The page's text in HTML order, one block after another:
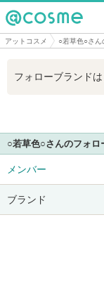
@cosme
アットコスメ ○若草色○さん
フォローブランド
○若草色○さんのフォロ
メンバー
ブランド